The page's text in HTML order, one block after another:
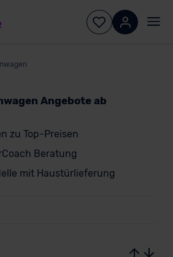
Angebote ab
zu Top-Preisen
Beratung
mit Haustürlieferung